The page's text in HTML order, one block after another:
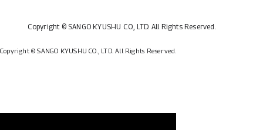
Copyright © SANGO KYUSHU CO., LTD. All Rights Reserved.
Copyright © SANGO KYUSHU CO., LTD.All Rights Reserved.